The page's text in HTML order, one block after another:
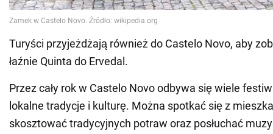
Turyści przyjeżdżają również do Castelo Novo, aby
łaźnie Quinta do Ervedal.
Przez cały rok w Castelo Novo odbywa się wiele
lokalne tradycje i kulturę. Można spotkać się z
skosztować tradycyjnych potraw oraz posłuchać